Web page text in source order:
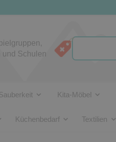
und Schulen
Kita-Möbel
Küchenbedarf Textilien